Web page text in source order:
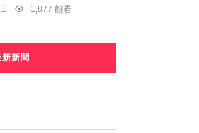
1,877 觀看
新聞